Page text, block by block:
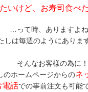
いけど、 お寿司食べ
…って時、ありますよ
しは毎週のようにありま
そんなお客様の為に！
のホームページからのネ
電話での事前注文も可能